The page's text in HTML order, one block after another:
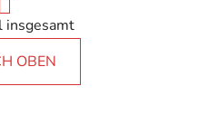
S
t
e
u
e
g
i
n
i OBEN